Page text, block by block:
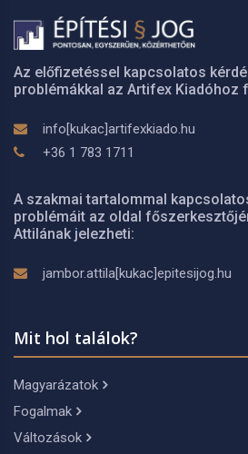
Az előfizetéssel kapcsolatos
problémákkal az Artifex Kiadóhoz
info[kukac]artifexkiado.hu
+36 1 783 1711
A szakmai tartalommal
problémáit az oldal
Attilának jelezheti:
jambor.attila[kukac]epitesijog.hu
Mit hol találok?
Magyarázatok
Fogalmak
Változások